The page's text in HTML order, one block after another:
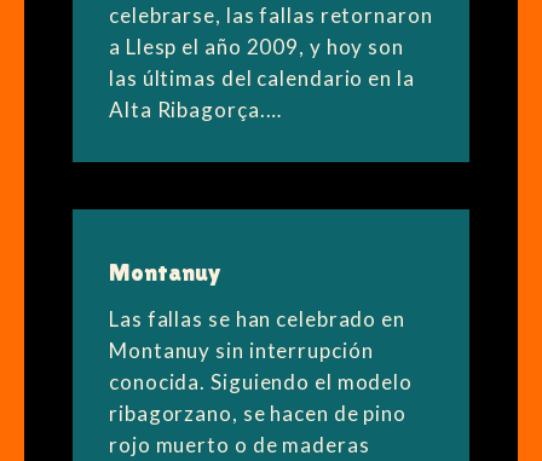
celebrarse, las fallas retornaron
a Llesp el año 2009, y hoy son
las últimas del calendario en la
Alta Ribagorça.…
Montanuy
Las fallas se han celebrado en
Montanuy sin interrupción
conocida. Siguiendo el modelo
ribagorzano, se hacen de pino
rojo muerto o de maderas